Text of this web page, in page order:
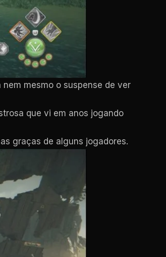
mesmo o suspense de ver
que vi em anos jogando
graças de alguns jogadores.